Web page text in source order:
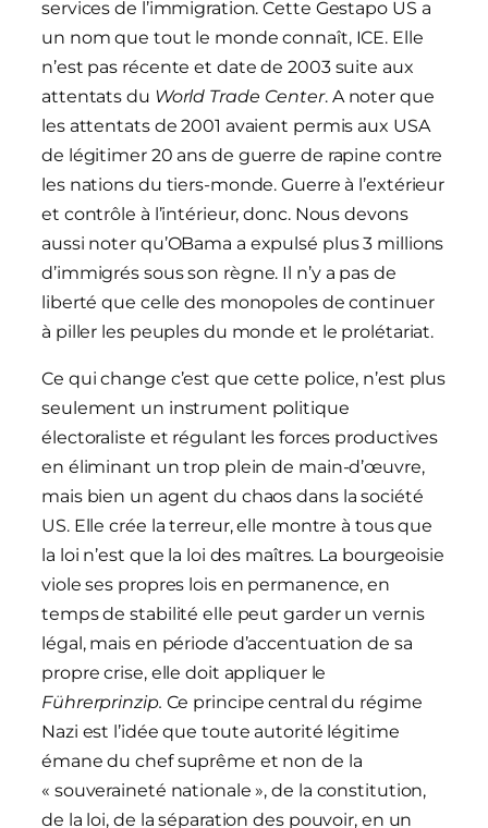
services de l’immigration. Cette Gestapo US a
un nom que tout le monde connaît, ICE. Elle
n’est pas récente et date de 2003 suite aux
attentats du World Trade Center. A noter que
les attentats de 2001 avaient permis aux USA
de légitimer 20 ans de guerre de rapine contre
les nations du tiers-monde. Guerre à l’extérieur
et contrôle à l’intérieur, donc. Nous devons
aussi noter qu’OBama a expulsé plus 3 millions
d’immigrés sous son règne. Il n’y a pas de
liberté que celle des monopoles de continuer
à piller les peuples du monde et le prolétariat.
Ce qui change c’est que cette police, n’est plus
seulement un instrument politique
électoraliste et régulant les forces productives
en éliminant un trop plein de main-d’œuvre,
mais bien un agent du chaos dans la société
US. Elle crée la terreur, elle montre à tous que
la loi n’est que la loi des maîtres. La bourgeoisie
viole ses propres lois en permanence, en
temps de stabilité elle peut garder un vernis
légal, mais en période d’accentuation de sa
propre crise, elle doit appliquer le
Führerprinzip. Ce principe central du régime
Nazi est l’idée que toute autorité légitime
émane du chef suprême et non de la
« souveraineté nationale », de la constitution,
de la loi, de la séparation des pouvoir, en un